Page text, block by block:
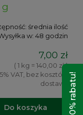
g
średnia ilość
w: 48 godzin
7,00 zł
( 1 kg = 140,00 zł )
VAT, bez kosztów
dostawy
Do koszyka